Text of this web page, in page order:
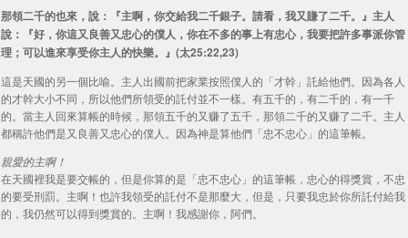
那領二千的也來，說：『主啊，你交給我二千銀子。請看，我又賺了二千。』主人
說：『好，你這又良善又忠心的僕人，你在不多的事上有忠心，我要把許多事派你管
理；可以進來享受你主人的快樂。』(太25:22,23)
這是天國的另一個比喻。主人出國前把家業按照僕人的「才幹」託給他們。因為各人
的才幹大小不同，所以他們所領受的託付並不一樣。有五千的，有二千的，有一千
的。當主人回來算帳的時候，那領五千的又赚了五千，那領二千的又赚了二千。主人
都稱許他們是又良善又忠心的僕人。因為神是算他們「忠不忠心」的這筆帳。
親愛的主啊！
在天國裡我是要交帳的，但是你算的是「忠不忠心」的這筆帳，忠心的得獎賞，不忠
的要受刑罰。主啊！也許我領受的託付不是那麼大，但是，只要我忠於你所託付給我
的，我仍然可以得到獎賞的。主啊！我感謝你，阿們。